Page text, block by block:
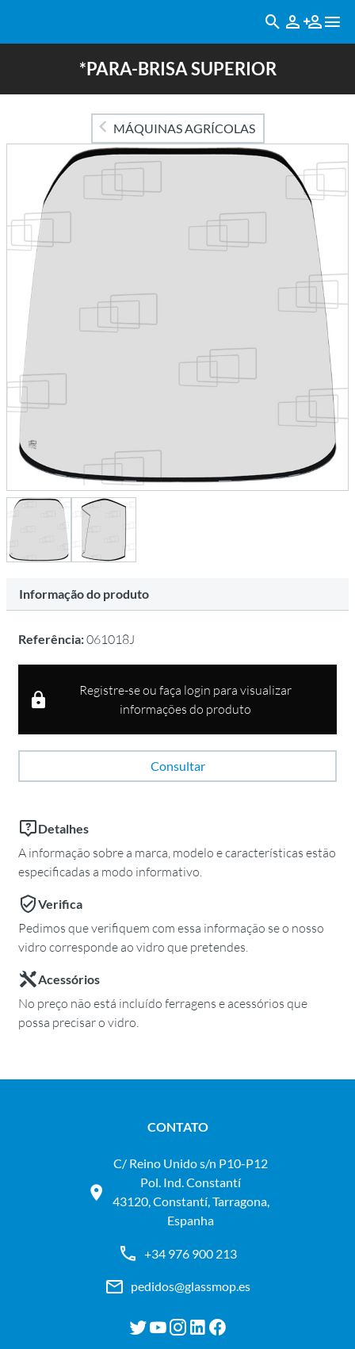
*PARA-BRISA SUPERIOR
MÁQUINAS AGRÍCOLAS
Informação do produto
Referência:061018J
Registre-se ou faça login para visualizar
informações do produto
Consultar
Detalhes
A informação sobre a marca, modelo e características estão
especificadas a modo informativo.
Verifica
Pedimos que verifiquem com essa informação se o nosso
vidro corresponde ao vidro que pretendes.
Acessórios
No preço não está incluído ferragens e acessórios que
possa precisar o vidro.
CONTATO
C/ Reino Unido s/n P10-P12
Pol. Ind. Constantí
43120, Constantí, Tarragona,
Espanha
+34 976 900 213
pedidos@glassmop.es